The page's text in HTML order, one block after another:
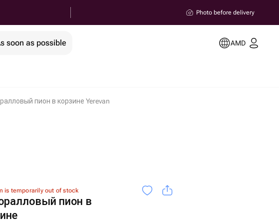
Photo before delivery
soon as possible AMD
пион в корзине Yerevan
is temporarily out of stock
пион в